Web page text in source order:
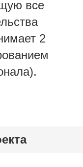
все
2